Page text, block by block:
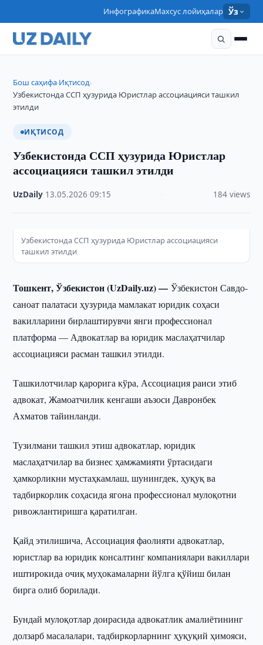
ИнфографикаМахсус лойиҳалар Ўз
Бош саҳифа›Иқтисод›
Узбекистонда ССП ҳузурида Юристлар ассоциацияси ташкил
этилди
ИҚТИСОД
Узбекистонда ССП ҳузурида Юристлар
ассоциацияси ташкил этилди
UzDaily 13.05.2026 ·09:15 184 views
Узбекистонда ССП ҳузурида Юристлар ассоциацияси
ташкил этилди
Тошкент, Ўзбекистон (UzDaily.uz) —Ўзбекистон Савдо-
саноат палатаси ҳузурида мамлакат юридик соҳаси
вакилларини бирлаштирувчи янги профессионал
платформа — Адвокатлар ва юридик маслаҳатчилар
ассоциацияси расман ташкил этилди.
Ташкилотчилар қарорига кўра, Ассоциация раиси этиб
адвокат, Жамоатчилик кенгаши аъзоси Давронбек
Ахматов тайинланди.
Тузилмани ташкил этиш адвокатлар, юридик
маслаҳатчилар ва бизнес ҳамжамияти ўртасидаги
ҳамкорликни мустаҳкамлаш, шунингдек, ҳуқуқ ва
тадбиркорлик соҳасида ягона профессионал мулоқотни
ривожлантиришга қаратилган.
Қайд этилишича, Ассоциация фаолияти адвокатлар,
юристлар ва юридик консалтинг компаниялари вакиллари
иштирокида очиқ муҳокамаларни йўлга қўйиш билан
бирга олиб борилади.
Бундай мулоқотлар доирасида адвокатлик амалиётининг
долзарб масалалари, тадбиркорларнинг ҳуқуқий ҳимояси,